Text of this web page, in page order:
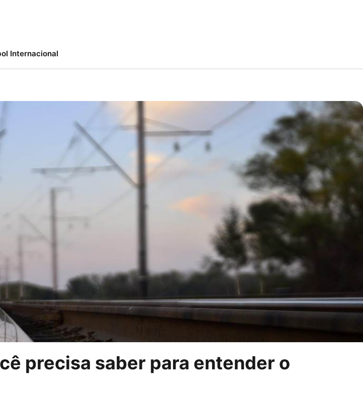
Internacional
precisa saber para entender o